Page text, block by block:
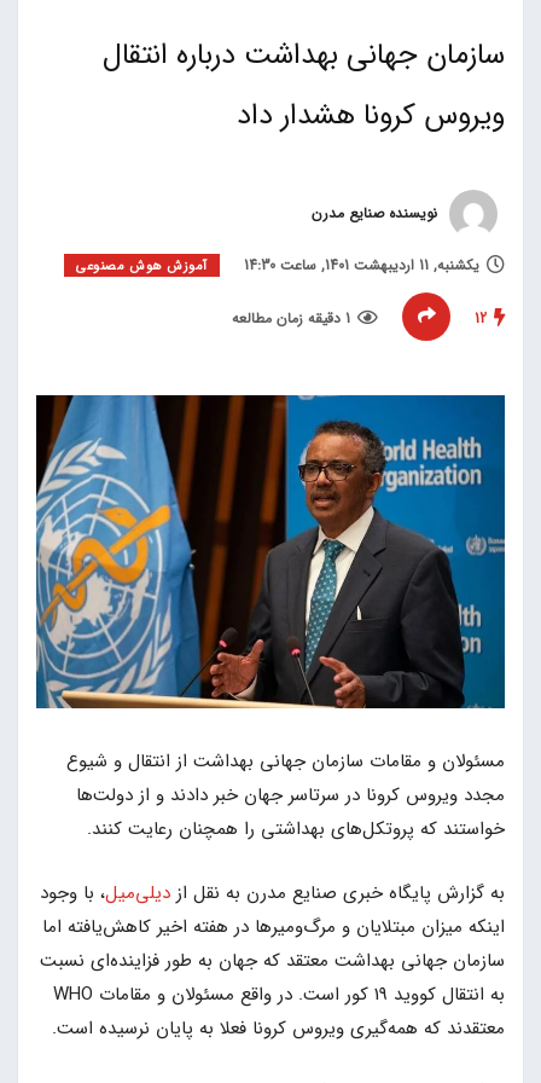
سازمان جهانی بهداشت درباره انتقال
ویروس کرونا هشدار داد
نویسنده صنایع مدرن
یکشنبه, 11 اردیبهشت 1401, ساعت 14:30 آموزش هوش مصنوعی
12 1 دقیقه زمان مطالعه
مسئولان و مقامات سازمان جهانی بهداشت از انتقال و شیوع
مجدد ویروس کرونا در سرتاسر جهان خبر دادند و از دولت‌ها
خواستند که پروتکل‌های بهداشتی را همچنان رعایت کنند.
به گزارش پایگاه خبری صنایع مدرن به نقل از دیلی‌میل، با وجود
اینکه میزان مبتلایان و مرگ‌ومیرها در هفته اخیر کاهش‌یافته اما
سازمان جهانی بهداشت معتقد که جهان به طور فزاینده‌ای نسبت
به انتقال کووید 19 کور است. در واقع مسئولان و مقامات WHO
معتقدند که همه‌گیری ویروس کرونا فعلا به پایان نرسیده است.